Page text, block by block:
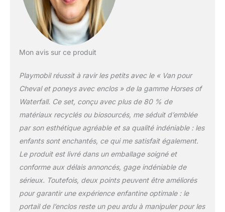
des selles et d'autres
accessoires pour des
heures de divertissement
(un personnage d'enfant
peut également être
passager). Rampe
latérale pour l'entrée des
beaucoup d'espaces de
rangement pour les
accessoires d'équitation.
Set de jeu pour enfants à
pour les petites mains
grâce à une taille adaptée
à leur âge et une prise en
Mon avis sur ce produit
Playmobil réussit à ravir les petits avec le « Van pour
Cheval et poneys avec enclos » de la gamme Horses of
Waterfall. Ce set, conçu avec plus de 80 % de
matériaux recyclés ou biosourcés, me séduit d’emblée
par son esthétique agréable et sa qualité indéniable : les
enfants sont enchantés, ce qui me satisfait également.
Le produit est livré dans un emballage soigné et
conforme aux délais annoncés, gage indéniable de
sérieux. Toutefois, deux points peuvent être améliorés
pour garantir une expérience enfantine optimale : le
portail de l’enclos reste un peu ardu à manipuler pour les